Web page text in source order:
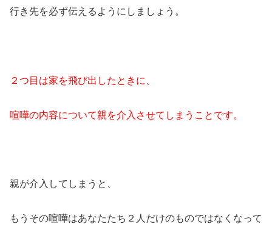
行き先を必ず伝えるようにしましょう。
２つ目は家を飛び出したときに、
喧嘩の内容について親を介入させてしまうことです。
親が介入してしまうと、
もうその喧嘩はあなたたち２人だけのものではなくなって